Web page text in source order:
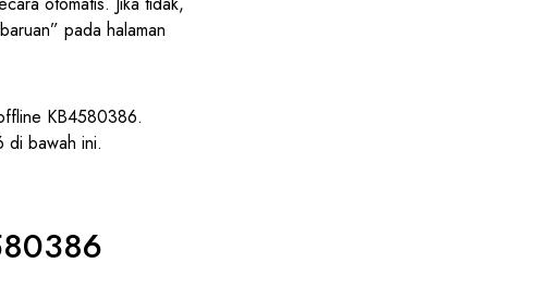
pada halaman
KB4580386.
di bawah ini.